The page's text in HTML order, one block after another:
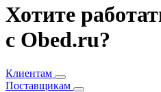
Хотите
с Obed.ru?
Клиентам
Поставщикам